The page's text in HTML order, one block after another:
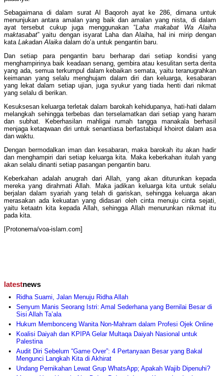
Sebagaimana di dalam surat Al Baqoroh ayat ke 286, dimana untuk
menunjukan antara amalan yang baik dan amalan yang nista, di dalam
ayat tersebut cukup juga menggunakan “Laha makabat Wa Alaiha
maktasabat” yaitu dengan isyarat Laha dan Alaiha, hal ini mirip dengan
kata LakadanAlaika dalam do’a untuk pengantin baru.
Dan setiap para pengantin baru berharap dari setiap kondisi yang
menghampirinya baik keadaan senang, gembira atau kesulitan serta derita
yang ada, semua terkumpul dalam kebaikan semata, yaitu teranugrahkan
keimanan yang selalu menghujam dalam diri dan keluarga, kesabaran
yang lekat dalam setiap ujian, juga syukur yang tiada henti dari nikmat
yang selalu di berikan.
Kesuksesan keluarga terletak dalam barokah kehidupanya, hati-hati dalam
melangkah sehingga terbebas dan terselamatkan dari setiap yang haram
dan subhat. Keberhasilan mahligai rumah tangga manakala berhasil
menjaga ketaqwaan diri untuk senantiasa berfastabiqul khoirot dalam asa
dan waktu.
Dengan bermodalkan iman dan kesabaran, maka barokah itu akan hadir
dan menghampiri dari setiap keluarga kita. Maka keberkahan itulah yang
akan selalu dinanti setiap pasangan pengantin baru.
Keberkahan adalah anugrah dari Allah, yang akan diturunkan kepada
mereka yang dirahmati Allah. Maka jadikan keluarga kita untuk selalu
berjalan dalam syariah yang telah di gariskan, sehingga keluarga akan
merasakan ada kekuatan yang didasari oleh cinta menuju cinta sejati,
yaitu ketaatn kita kepada Allah, sehingga Allah menurunkan nikmat itu
pada kita.
[Protonema/voa-islam.com]
latestnews
Ridha Suami, Jalan Menuju Ridha Allah
Senyum Manis Seorang Istri: Amal Sederhana yang Bernilai Besar di
Sisi Allah Ta’ala
Hukum Membonceng Wanita Non-Mahram dalam Profesi Ojek Online
Koalisi Daiyah dan KPIPA Gelar Multaqa Daiyah Nasional untuk
Palestina
Audit Diri Sebelum “Game Over”: 4 Pertanyaan Besar yang Bakal
Mengunci Langkah Kita di Akhirat
Undang Pernikahan Lewat Grup WhatsApp; Apakah Wajib Dipenuhi?